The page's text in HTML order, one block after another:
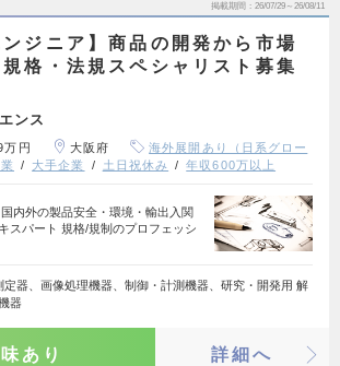
掲載期間 26/07/29～26/08/11
ンジニア】商品の開発から市場
格・法規スペシャリスト募集
ンス
万円 大阪府
海外展開あり（日系グロー
大手企業 土日祝休み 年収600万以上
国内外の製品安全・環境・輸出入関
スパート 規格/規制のプロフェッシ
定器、画像処理機器、制御・計測機器、研究・開発用 解
器
あり 詳細へ